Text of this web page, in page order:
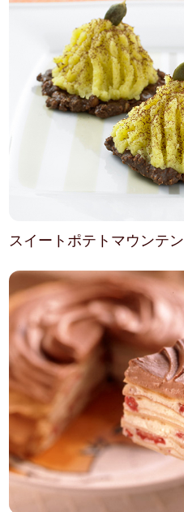
スイートポテトマウンテン